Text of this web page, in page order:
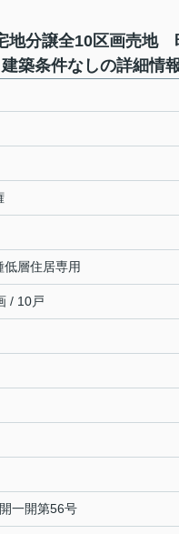
地分譲全10区画売地
条件なしの詳細情
低層住居専用
/ 10戸
一開第56号